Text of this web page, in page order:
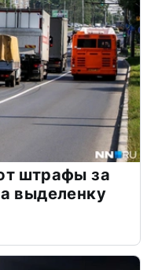
штрафы за
выделенку